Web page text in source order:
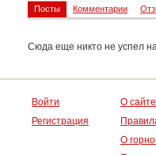
Посты Комментарии
Сюда еще никто не успел
Войти
Регистрация
О сайте
О